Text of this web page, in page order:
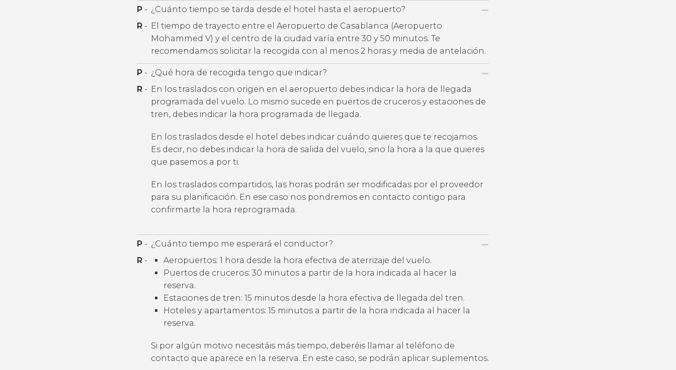
P - ¿Cuánto tiempo se tarda desde el hotel hasta el aeropuerto?
R - El tiempo de trayecto entre el Aeropuerto de Casablanca (Aeropuerto
Mohammed V) y el centro de la ciudad varía entre 30 y 50 minutos. Te
recomendamos solicitar la recogida con al menos 2 horas y media de antelación.
P - ¿Qué hora de recogida tengo que indicar?
R - En los traslados con origen en el aeropuerto debes indicar la hora de llegada
programada del vuelo. Lo mismo sucede en puertos de cruceros y estaciones de
tren, debes indicar la hora programada de llegada.
En los traslados desde el hotel debes indicar cuándo quieres que te recojamos.
Es decir, no debes indicar la hora de salida del vuelo, sino la hora a la que quieres
que pasemos a por ti.
En los traslados compartidos, las horas podrán ser modificadas por el proveedor
para su planificación. En ese caso nos pondremos en contacto contigo para
confirmarte la hora reprogramada.
P - ¿Cuánto tiempo me esperará el conductor?
R -
Aeropuertos: 1 hora desde la hora efectiva de aterrizaje del vuelo.
Puertos de cruceros: 30 minutos a partir de la hora indicada al hacer la
reserva.
Estaciones de tren: 15 minutos desde la hora efectiva de llegada del tren.
Hoteles y apartamentos: 15 minutos a partir de la hora indicada al hacer la
reserva.
Si por algún motivo necesitáis más tiempo, deberéis llamar al teléfono de
contacto que aparece en la reserva. En este caso, se podrán aplicar suplementos.